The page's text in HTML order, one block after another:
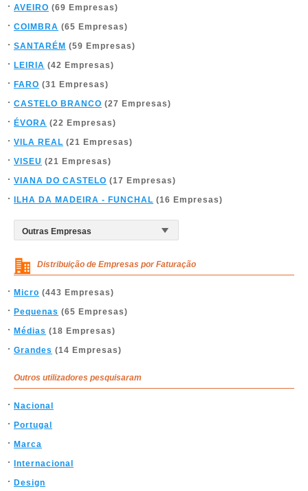
AVEIRO (69 Empresas)
COIMBRA (65 Empresas)
SANTARÉM (59 Empresas)
LEIRIA (42 Empresas)
FARO (31 Empresas)
CASTELO BRANCO (27 Empresas)
ÉVORA (22 Empresas)
VILA REAL (21 Empresas)
VISEU (21 Empresas)
VIANA DO CASTELO (17 Empresas)
ILHA DA MADEIRA - FUNCHAL (16 Empresas)
Distribuição de Empresas por Faturação
Micro (443 Empresas)
Pequenas (65 Empresas)
Médias (18 Empresas)
Grandes (14 Empresas)
Outros utilizadores pesquisaram
Nacional
Portugal
Marca
Internacional
Design